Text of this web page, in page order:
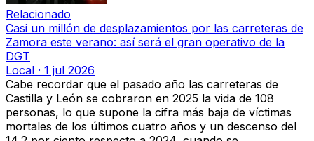
Relacionado
Casi un millón de desplazamientos por las carreteras de
Zamora este verano: así será el gran operativo de la
DGT
Local · 1 jul 2026
Cabe recordar que el pasado año las carreteras de
Castilla y León se cobraron en 2025 la vida de 108
personas, lo que supone la cifra más baja de víctimas
mortales de los últimos cuatro años y un descenso del